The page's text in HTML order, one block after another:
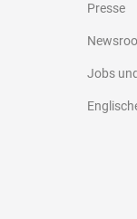
Presse
Jobs